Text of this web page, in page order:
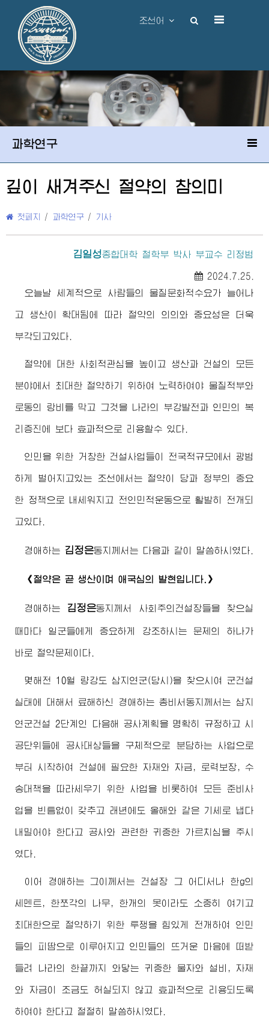
조선어
과학연구
깊이 새겨주신 절약의 참의미
첫페지 / 과학연구 / 기사
김일성종합대학 철학부 박사 부교수 리정범
2024.7.25.
오늘날 세계적으로 사람들의 물질문화적수요가 늘어나
고 생산이 확대됨에 따라 절약의 의의와 중요성은 더욱
부각되고있다.
절약에 대한 사회적관심을 높이고 생산과 건설의 모든
분야에서 최대한 절약하기 위하여 노력하여야 물질적부와
로동의 랑비를 막고 그것을 나라의 부강발전과 인민의 복
리증진에 보다 효과적으로 리용할수 있다.
인민을 위한 거창한 건설사업들이 전국적규모에서 광범
하게 벌어지고있는 조선에서는 절약이 당과 정부의 중요
한 정책으로 내세워지고 전인민적운동으로 활발히 전개되
고있다.
경애하는 김정은동지께서 는 다음과 같이 말씀하시였다.
《절약은 곧 생산이며 애국심의 발현입니다.》
경애하는 김정은동지께서 사회주의건설장들을 찾으실
때마다 일군들에게 중요하게 강조하시는 문제의 하나가
바로 절약문제이다.
몇해전 10월 량강도 삼지연군(당시)을 찾으시여 군건설
실태에 대해서 료해하신 경애하는 총비서동지께서는 삼지
연군건설 2단계인 다음해 공사계획을 명확히 규정하고 시
공단위들에 공사대상들을 구체적으로 분담하는 사업으로
부터 시작하여 건설에 필요한 자재와 자금, 로력보장, 수
송대책을 따라세우기 위한 사업을 비롯하여 모든 준비사
업을 빈틈없이 갖추고 래년에도 올해와 같은 기세로 냅다
내밀어야 한다고 공사와 관련한 귀중한 가르치심을 주시
였다.
이어 경애하는 그이께서는 건설장 그 어디서나 한g의
세멘트, 한쪼각의 나무, 한개의 못이라도 소중히 여기고
최대한으로 절약하기 위한 투쟁을 힘있게 전개하여 인민
들의 피땀으로 이루어지고 인민들의 뜨거운 마음에 떠받
들려 나라의 한끝까지 와닿는 귀중한 물자와 설비, 자재
와 자금이 조금도 허실되지 않고 효과적으로 리용되도록
하여야 한다고 절절히 말씀하시였다.